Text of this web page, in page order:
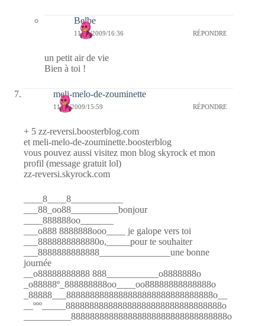
Belbe
11/11/2009/16:36 RÉPONDRE
un petit air de vie
Bien à toi !
meli-melo-de-zouminette
11/11/2009/15:59 RÉPONDRE
+ 5 zz-reversi.boosterblog.com
et meli-melo-de-zouminette.boosterblog
vous pouvez aussi visitez mon blog skyrock et mon
profil (message gratuit lol)
zz-reversi.skyrock.com
____8____8___________
___88_oo88__________bonjour
____888888oo_______
___o888 8888888ooo____ je galope vers toi
___8888888888880o,_____pour te souhaiter
___8888888888888_______________une bonne
journée
__o88888888888 888___________o8888888o
_o88888º_888888888oo____oo88888888888888o
_88888___8888888888888888888888888888888o__
__ººº_____888888888888888888888888888888888o
__________888888888888888888888888888888888o